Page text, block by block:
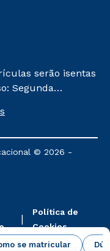
se matricular
serão isentas
Segunda
será de R$
Ensino
e Metodologia
© 2026 -
Política de
Cookies